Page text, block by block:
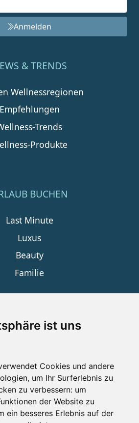
ist uns
Cookies und andere
um Ihr Surferlebnis zu
zu verbessern: um
der Website zu
ein besseres Erlebnis auf der
Anmelden
& TRENDS
Wellnessregionen
Empfehlungen
Trends
Produkte
BUCHEN
Last Minute
Luxus
Beauty
Familie
SERVICE
Datenschutz
Kontakt